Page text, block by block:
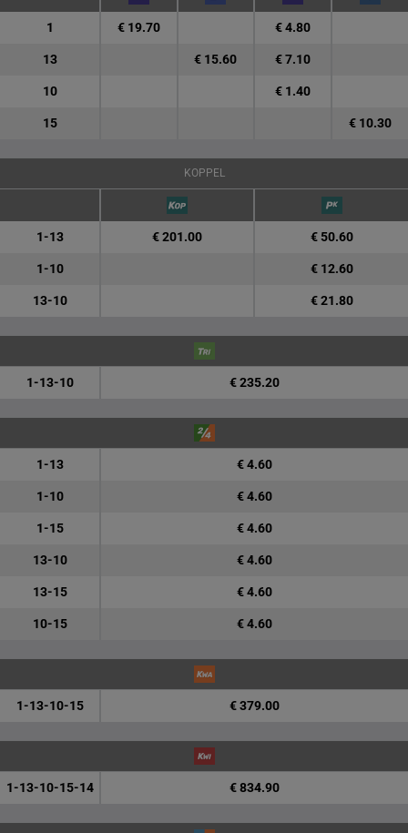
1 € 19.70 € 4.80
13 € 15.60 € 7.10
10 € 1.40
15 € 10.30
KOPPEL
1-13 € 201.00 € 50.60
1-10 € 12.60
13-10 € 21.80
1-13-10 € 235.20
1-13 € 4.60
1-10 € 4.60
1-15 € 4.60
13-10 € 4.60
13-15 € 4.60
10-15 € 4.60
1-13-10-15 € 379.00
1-13-10-15-14 € 834.90